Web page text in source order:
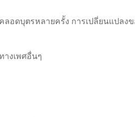
อดบุตรหลายครั้ง การเปลี่ยนแปลง
งเพศอื่นๆ